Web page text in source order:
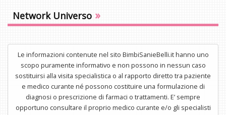
Network Universo »
Le informazioni contenute nel sito BimbiSanieBelli.it hanno uno
scopo puramente informativo e non possono in nessun caso
sostituirsi alla visita specialistica o al rapporto diretto tra paziente
e medico curante né possono costituire una formulazione di
diagnosi o prescrizione di farmaci o trattamenti. E’ sempre
opportuno consultare il proprio medico curante e/o gli specialisti